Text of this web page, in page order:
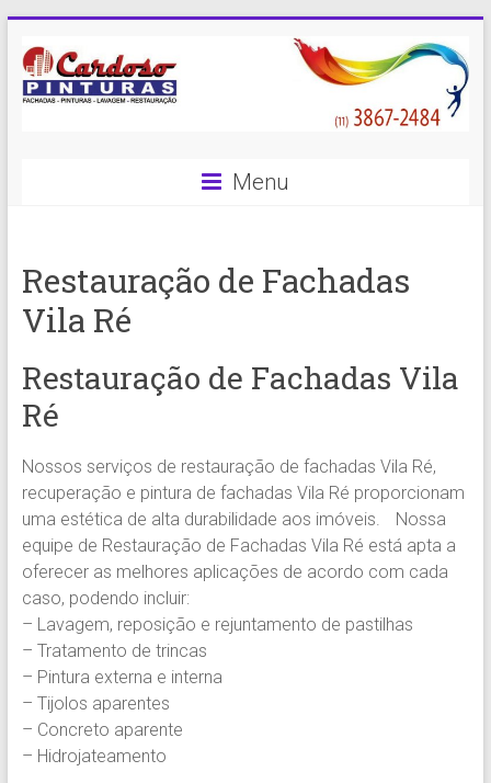
content
Predial
com
qualidade
eficiência
é
com
a
Pinturas.
Experiência
em
Predial
em
prédios
comerciais,
residenciais
condomínios.
Menu
Restauração de Fachadas
Vila Ré
Restauração de Fachadas Vila
Ré
Nossos serviços de restauração de fachadas Vila Ré,
recuperação e pintura de fachadas Vila Ré proporcionam
uma estética de alta durabilidade aos imóveis. Nossa
equipe de Restauração de Fachadas Vila Ré está apta a
oferecer as melhores aplicações de acordo com cada
caso, podendo incluir:
– Lavagem, reposição e rejuntamento de pastilhas
– Tratamento de trincas
– Pintura externa e interna
– Tijolos aparentes
– Concreto aparente
– Hidrojateamento